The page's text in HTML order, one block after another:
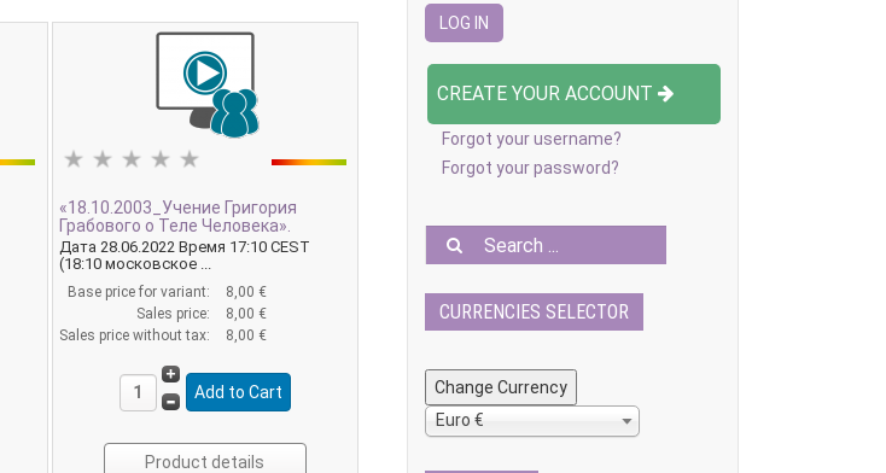
«18.10.2003_Учение Григория
Грабового о Теле Человека».
Дата 28.06.2022 Время 17:10 CEST
(18:10 московское ...
Base price for variant:
8,00 €
Sales price:
8,00 €
Sales price without tax:
8,00 €
Product details
CREATE YOUR ACCOUNT
Forgot your username?
Forgot your password?
CURRENCIES SELECTOR
Euro €